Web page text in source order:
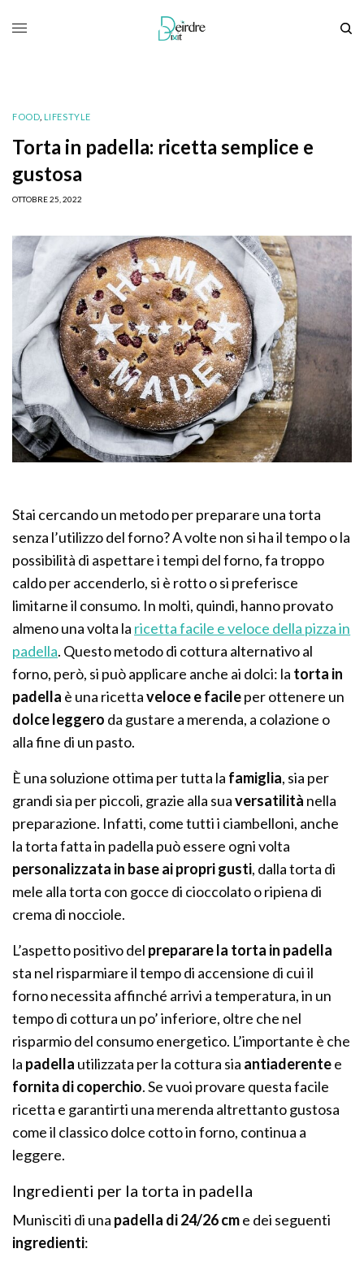
FOOD, LIFESTYLE
Torta in padella: ricetta semplice e
gustosa
OTTOBRE 25, 2022
Stai cercando un metodo per preparare una torta
senza l’utilizzo del forno? A volte non si ha il tempo o la
possibilità di aspettare i tempi del forno, fa troppo
caldo per accenderlo, si è rotto o si preferisce
limitarne il consumo. In molti, quindi, hanno provato
almeno una volta la ricetta facile e veloce della pizza in
padella. Questo metodo di cottura alternativo al
forno, però, si può applicare anche ai dolci: la torta in
padella è una ricettaveloce e facileper ottenere un
dolce leggero da gustare a merenda, a colazione o
alla fine di un pasto.
È una soluzione ottima per tutta la famiglia, sia per
grandi sia per piccoli, grazie alla suaversatilità nella
preparazione. Infatti, come tutti i ciambelloni, anche
la torta fatta in padella può essere ogni volta
personalizzata in base ai propri gusti, dalla torta di
mele alla torta con gocce di cioccolato o ripiena di
crema di nocciole.
L’aspetto positivo del preparare la torta in padella
sta nel risparmiare il tempo di accensione di cui il
forno necessita affinché arrivi a temperatura, in un
tempo di cottura un po’ inferiore, oltre che nel
risparmio del consumo energetico. L’importante è che
la padella utilizzata per la cottura sia antiaderentee
fornita di coperchio. Se vuoi provare questa facile
ricetta e garantirti una merenda altrettanto gustosa
come il classico dolce cotto in forno, continua a
leggere.
Ingredienti per la torta in padella
Munisciti di una padella di 24/26 cme dei seguenti
ingredienti: